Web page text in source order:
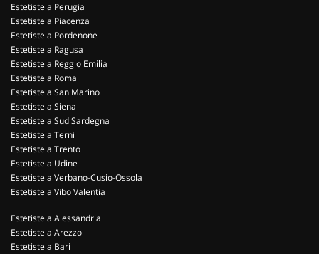
Estetiste a Perugia
Estetiste a Piacenza
Estetiste a Pordenone
Estetiste a Ragusa
Estetiste a Reggio Emilia
Estetiste a Roma
Estetiste a San Marino
Estetiste a Siena
Estetiste a Sud Sardegna
Estetiste a Terni
Estetiste a Trento
Estetiste a Udine
Estetiste a Verbano-Cusio-Ossola
Estetiste a Vibo Valentia
Estetiste a Alessandria
Estetiste a Arezzo
Estetiste a Bari